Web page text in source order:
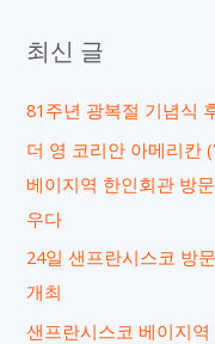
상
최신 글
81주년 광복절 기념식
더 영 코리안 아메리칸
베이지역 한인회관 방
우다
24일 샌프란시스코 방
개최
샌프란시스코 베이지